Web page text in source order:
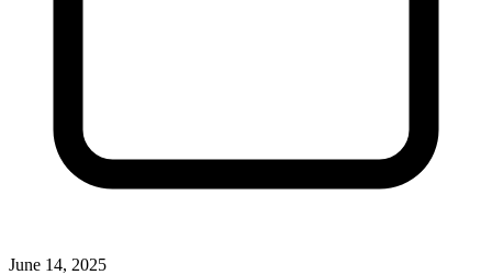
June 14, 2025